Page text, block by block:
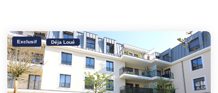
Exclusif Déja Loué